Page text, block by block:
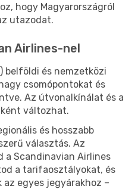
hogy Magyarországról
utazodat.
Airlines-nel
belföldi és nemzetközi
csomópontokat és
Az útvonalkínálat és a
változhat.
és hosszabb
választás. Az
a Scandinavian Airlines
a tarifaosztályokat, és
egyes jegyárakhoz –